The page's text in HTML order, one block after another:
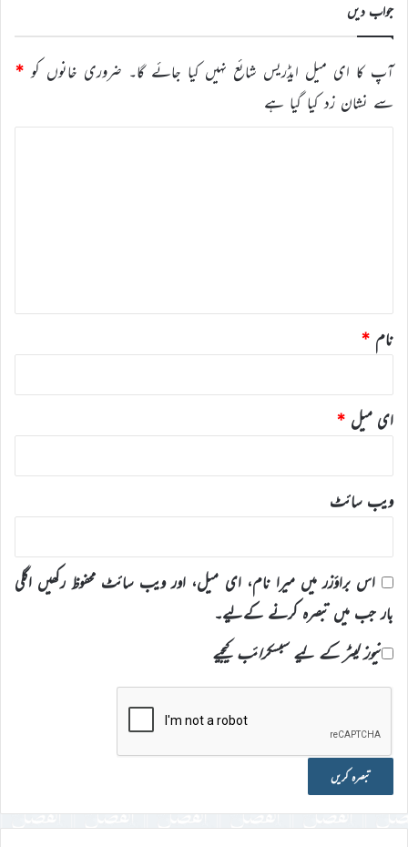
جواب دیں
آپ کا ای میل ایڈریس شائع نہیں کیا جائے گا۔ ضروری خانوں کو *
سے نشان زد کیا گیا ہے
نام *
ای میل *
ویب‌ سائٹ
اس براؤزر میں میرا نام، ای میل، اور ویب سائٹ محفوظ رکھیں اگلی
بار جب میں تبصرہ کرنے کےلیے۔
نیوز لیٹر کے لیے سبسکرائب کیجیے